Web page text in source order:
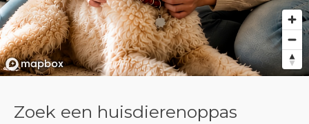
Zoek een huisdierenoppas